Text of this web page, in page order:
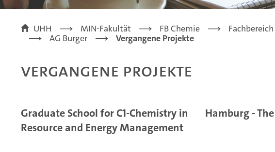
UHH MIN-Fakultät FB Chemie
AG Burger
Vergangene Projekte
Vergangene Projekte
Graduate School for C1-Chemistry in
Resource and Energy Management
Hamburg - The